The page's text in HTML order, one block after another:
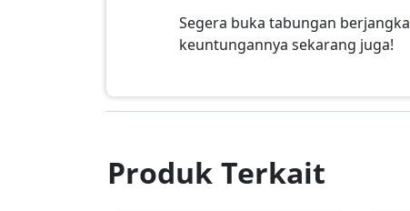
Segera buka tabungan berjangka
keuntungannya sekarang juga!
Produk Terkait